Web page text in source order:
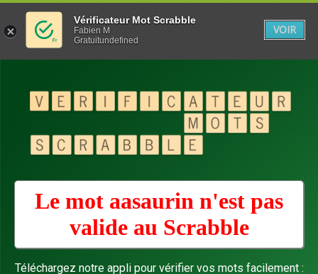
Le mot aasaurin n'est pas
valide au Scrabble
Téléchargez notre appli pour vérifier vos mots facilement :
Vérificateur Mot Scrabble
Fabien M
Gratuitundefined
VOIR